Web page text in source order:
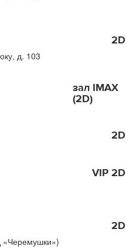
д. 103
2D
зал IMAX
(2D)
2D
VIP 2D
2D